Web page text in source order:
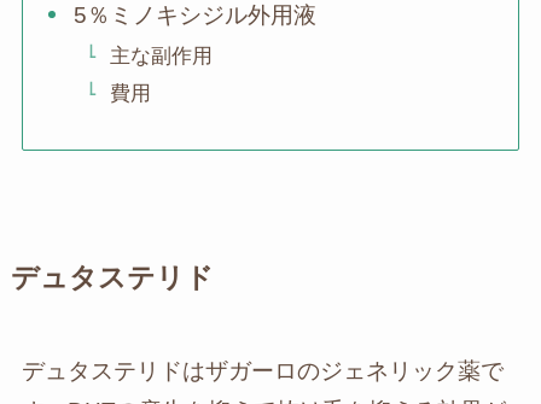
5％ミノキシジル外用液
主な副作用
費用
デュタステリド
デュタステリドはザガーロのジェネリック薬で